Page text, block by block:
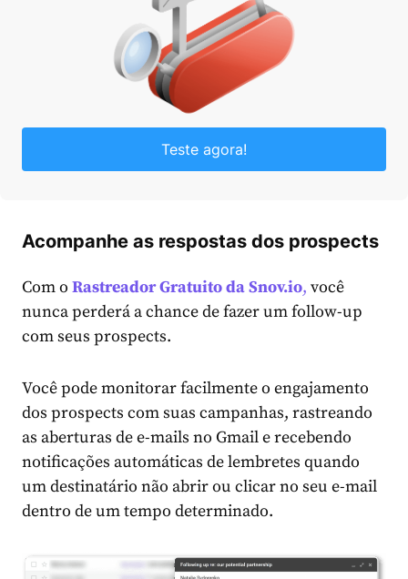
Teste agora!
Acompanhe as respostas dos prospects
Com o Rastreador Gratuito da Snov.io, você
nunca perderá a chance de fazer um follow-up
com seus prospects.
Você pode monitorar facilmente o engajamento
dos prospects com suas campanhas, rastreando
as aberturas de e-mails no Gmail e recebendo
notificações automáticas de lembretes quando
um destinatário não abrir ou clicar no seu e-mail
dentro de um tempo determinado.